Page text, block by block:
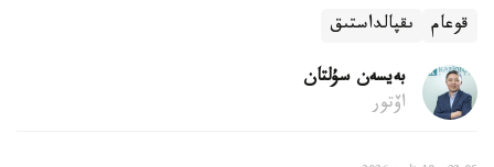
قوعام ىقپالداستىق
بەيسەن سۇلتان
اۆتور